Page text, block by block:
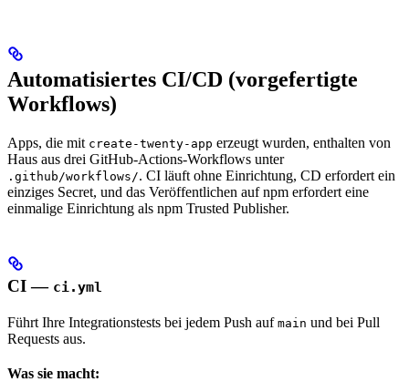
Automatisiertes CI/CD (vorgefertigte
Workflows)
Apps, die mit create-twenty-app erzeugt wurden, enthalten von
Haus aus drei GitHub-Actions-Workflows unter
.github/workflows/. CI läuft ohne Einrichtung, CD erfordert ein
einziges Secret, und das Veröffentlichen auf npm erfordert eine
einmalige Einrichtung als npm Trusted Publisher.
CI — ci.yml
Führt Ihre Integrationstests bei jedem Push auf main und bei Pull
Requests aus.
Was sie macht: